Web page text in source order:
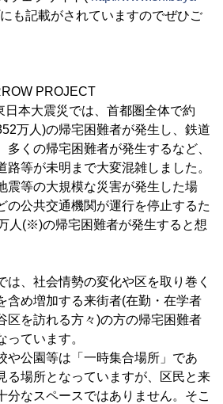
も記載がされていますのでぜひご
PROJECT
本大震災では、首都圏全体で約
万人)の帰宅困難者が発生し、鉄道
多くの帰宅困難者が発生するなど、
路等が未明まで大変混雑しました。
震等の大規模な災害が発生した場
の公共交通機関が運行を停止するた
人(※)の帰宅困難者が発生すると想
は、社会情勢の変化や区を取り巻く
含め増加する来街者(在勤・在学者
区を訪れる方々)の方の帰宅困難者
ています。
や公園等は「一時集合場所」であ
る場所となっていますが、区民と来
分なスペースではありません。そこ